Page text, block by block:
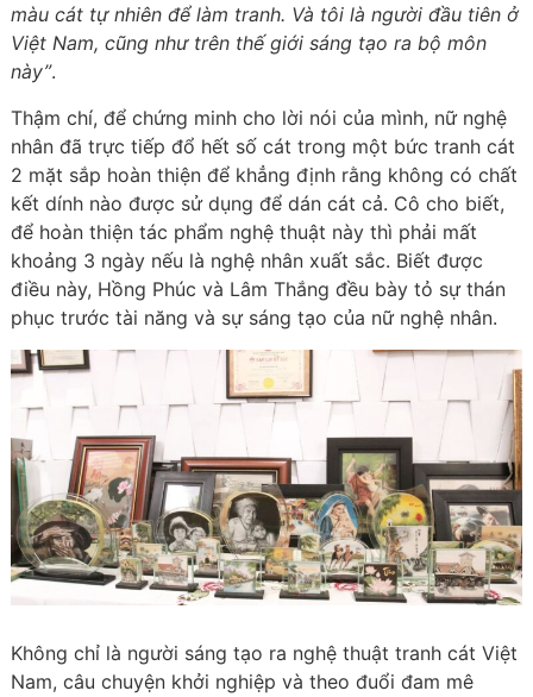
màu cát tự nhiên để làm tranh. Và tôi là người đầu tiên ở
Việt Nam, cũng như trên thế giới sáng tạo ra bộ môn
này”.
Thậm chí, để chứng minh cho lời nói của mình, nữ nghệ
nhân đã trực tiếp đổ hết số cát trong một bức tranh cát
2 mặt sắp hoàn thiện để khẳng định rằng không có chất
kết dính nào được sử dụng để dán cát cả. Cô cho biết,
để hoàn thiện tác phẩm nghệ thuật này thì phải mất
khoảng 3 ngày nếu là nghệ nhân xuất sắc. Biết được
điều này, Hồng Phúc và Lâm Thắng đều bày tỏ sự thán
phục trước tài năng và sự sáng tạo của nữ nghệ nhân.
Không chỉ là người sáng tạo ra nghệ thuật tranh cát Việt
Nam, câu chuyện khởi nghiệp và theo đuổi đam mê